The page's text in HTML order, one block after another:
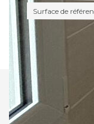
Surface de